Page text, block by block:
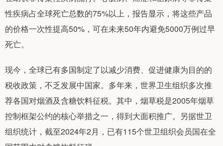
性疾病占全球死亡总数的75%以上，报告显示，将这些产品
的价格一次性提高50%，可在未来50年内避免5000万例过早
死亡。
现今，全球已有多国制定了以减少消费、促进健康为目的的
税收政策，不乏发展中国家。多年来，世界卫生组织多次推
荐各国对烟酒及含糖饮料征税。其中，烟草税是2005年烟草
控制框架公约的核心举措之一，得到大面积推广。另据世卫
组织统计，截至2024年2月，已有115个世卫组织会员国在全